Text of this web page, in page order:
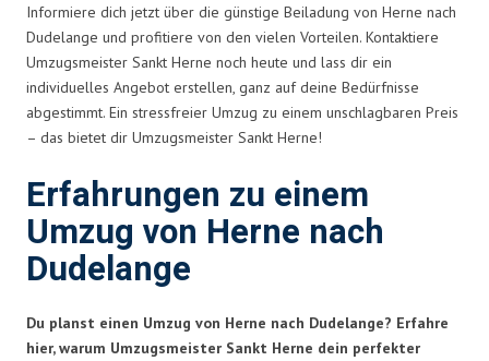
Informiere dich jetzt über die günstige Beiladung von Herne nach
Dudelange und profitiere von den vielen Vorteilen. Kontaktiere
Umzugsmeister Sankt Herne noch heute und lass dir ein
individuelles Angebot erstellen, ganz auf deine Bedürfnisse
abgestimmt. Ein stressfreier Umzug zu einem unschlagbaren Preis
– das bietet dir Umzugsmeister Sankt Herne!
Erfahrungen zu einem
Umzug von Herne nach
Dudelange
Du planst einen Umzug von Herne nach Dudelange? Erfahre
hier, warum Umzugsmeister Sankt Herne dein perfekter